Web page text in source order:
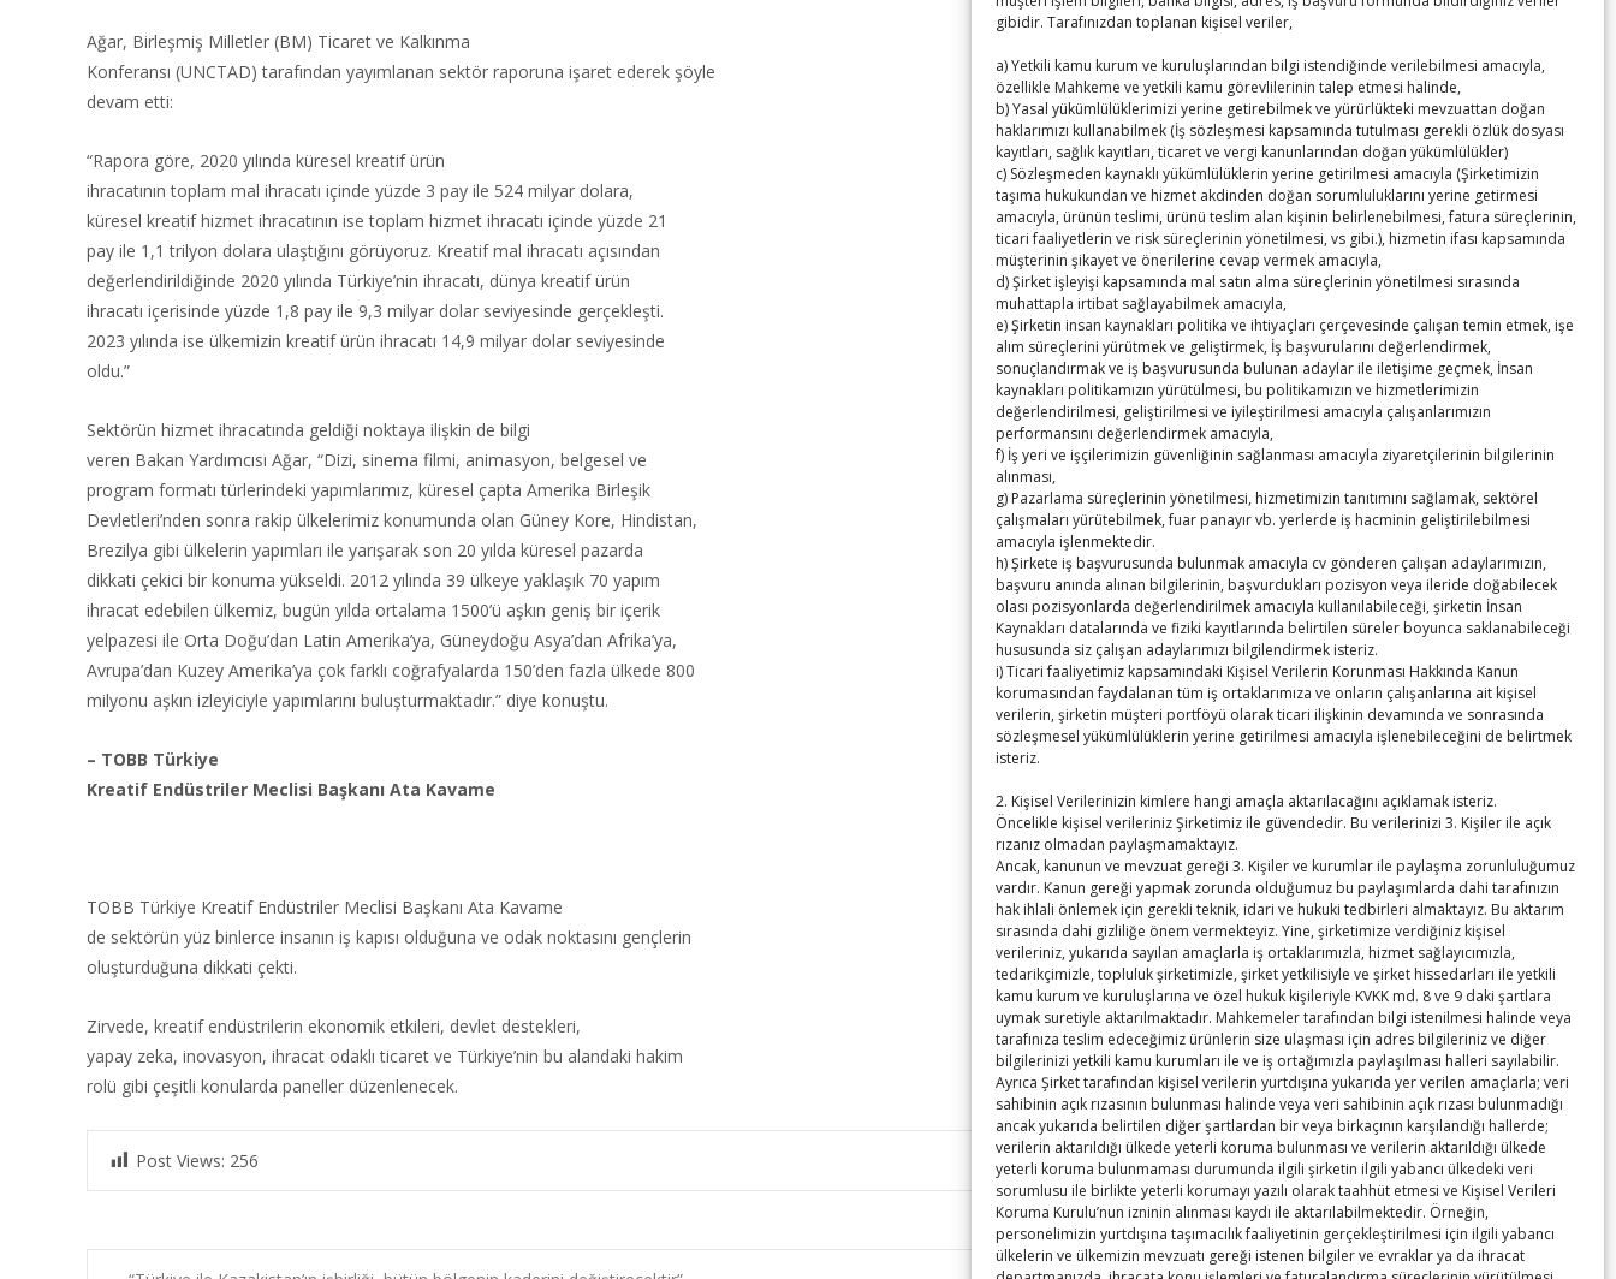
gibidir. Tarafınızdan toplanan kişisel veriler,
a) Yetkili kamu kurum ve kuruluşlarından bilgi istendiğinde verilebilmesi amacıyla,
özellikle Mahkeme ve yetkili kamu görevlilerinin talep etmesi halinde,
b) Yasal yükümlülüklerimizi yerine getirebilmek ve yürürlükteki mevzuattan doğan
haklarımızı kullanabilmek (İş sözleşmesi kapsamında tutulması gerekli özlük dosyası
kayıtları, sağlık kayıtları, ticaret ve vergi kanunlarından doğan yükümlülükler)
c) Sözleşmeden kaynaklı yükümlülüklerin yerine getirilmesi amacıyla (Şirketimizin
taşıma hukukundan ve hizmet akdinden doğan sorumluluklarını yerine getirmesi
amacıyla, ürünün teslimi, ürünü teslim alan kişinin belirlenebilmesi, fatura süreçlerinin,
ticari faaliyetlerin ve risk süreçlerinin yönetilmesi, vs gibi.), hizmetin ifası kapsamında
müşterinin şikayet ve önerilerine cevap vermek amacıyla,
d) Şirket işleyişi kapsamında mal satın alma süreçlerinin yönetilmesi sırasında
muhattapla irtibat sağlayabilmek amacıyla,
e) Şirketin insan kaynakları politika ve ihtiyaçları çerçevesinde çalışan temin etmek, işe
alım süreçlerini yürütmek ve geliştirmek, İş başvurularını değerlendirmek,
sonuçlandırmak ve iş başvurusunda bulunan adaylar ile iletişime geçmek, İnsan
kaynakları politikamızın yürütülmesi, bu politikamızın ve hizmetlerimizin
değerlendirilmesi, geliştirilmesi ve iyileştirilmesi amacıyla çalışanlarımızın
performansını değerlendirmek amacıyla,
f) İş yeri ve işçilerimizin güvenliğinin sağlanması amacıyla ziyaretçilerinin bilgilerinin
alınması,
g) Pazarlama süreçlerinin yönetilmesi, hizmetimizin tanıtımını sağlamak, sektörel
çalışmaları yürütebilmek, fuar panayır vb. yerlerde iş hacminin geliştirilebilmesi
amacıyla işlenmektedir.
h) Şirkete iş başvurusunda bulunmak amacıyla cv gönderen çalışan adaylarımızın,
başvuru anında alınan bilgilerinin, başvurdukları pozisyon veya ileride doğabilecek
olası pozisyonlarda değerlendirilmek amacıyla kullanılabileceği, şirketin İnsan
Kaynakları datalarında ve fiziki kayıtlarında belirtilen süreler boyunca saklanabileceği
hususunda siz çalışan adaylarımızı bilgilendirmek isteriz.
i) Ticari faaliyetimiz kapsamındaki Kişisel Verilerin Korunması Hakkında Kanun
korumasından faydalanan tüm iş ortaklarımıza ve onların çalışanlarına ait kişisel
verilerin, şirketin müşteri portföyü olarak ticari ilişkinin devamında ve sonrasında
sözleşmesel yükümlülüklerin yerine getirilmesi amacıyla işlenebileceğini de belirtmek
isteriz.
2. Kişisel Verilerinizin kimlere hangi amaçla aktarılacağını açıklamak isteriz.
Öncelikle kişisel verileriniz Şirketimiz ile güvendedir. Bu verilerinizi 3. Kişiler ile açık
rızanız olmadan paylaşmamaktayız.
Ancak, kanunun ve mevzuat gereği 3. Kişiler ve kurumlar ile paylaşma zorunluluğumuz
vardır. Kanun gereği yapmak zorunda olduğumuz bu paylaşımlarda dahi tarafınızın
hak ihlali önlemek için gerekli teknik, idari ve hukuki tedbirleri almaktayız. Bu aktarım
sırasında dahi gizliliğe önem vermekteyiz. Yine, şirketimize verdiğiniz kişisel
verileriniz, yukarıda sayılan amaçlarla iş ortaklarımızla, hizmet sağlayıcımızla,
tedarikçimizle, topluluk şirketimizle, şirket yetkilisiyle ve şirket hissedarları ile yetkili
kamu kurum ve kuruluşlarına ve özel hukuk kişileriyle KVKK md. 8 ve 9 daki şartlara
uymak suretiyle aktarılmaktadır. Mahkemeler tarafından bilgi istenilmesi halinde veya
tarafınıza teslim edeceğimiz ürünlerin size ulaşması için adres bilgileriniz ve diğer
bilgilerinizi yetkili kamu kurumları ile ve iş ortağımızla paylaşılması halleri sayılabilir.
Ayrıca Şirket tarafından kişisel verilerin yurtdışına yukarıda yer verilen amaçlarla; veri
sahibinin açık rızasının bulunması halinde veya veri sahibinin açık rızası bulunmadığı
ancak yukarıda belirtilen diğer şartlardan bir veya birkaçının karşılandığı hallerde;
verilerin aktarıldığı ülkede yeterli koruma bulunması ve verilerin aktarıldığı ülkede
yeterli koruma bulunmaması durumunda ilgili şirketin ilgili yabancı ülkedeki veri
sorumlusu ile birlikte yeterli korumayı yazılı olarak taahhüt etmesi ve Kişisel Verileri
Koruma Kurulu’nun izninin alınması kaydı ile aktarılabilmektedir. Örneğin,
personelimizin yurtdışına taşımacılık faaliyetinin gerçekleştirilmesi için ilgili yabancı
ülkelerin ve ülkemizin mevzuatı gereği istenen bilgiler ve evraklar ya da ihracat
Ağar, Birleşmiş Milletler (BM) Ticaret ve Kalkınma
Konferansı (UNCTAD) tarafından yayımlanan sektör raporuna işaret ederek şöyle
devam etti:
“Rapora göre, 2020 yılında küresel kreatif ürün
ihracatının toplam mal ihracatı içinde yüzde 3 pay ile 524 milyar dolara,
küresel kreatif hizmet ihracatının ise toplam hizmet ihracatı içinde yüzde 21
pay ile 1,1 trilyon dolara ulaştığını görüyoruz. Kreatif mal ihracatı açısından
değerlendirildiğinde 2020 yılında Türkiye’nin ihracatı, dünya kreatif ürün
ihracatı içerisinde yüzde 1,8 pay ile 9,3 milyar dolar seviyesinde gerçekleşti.
2023 yılında ise ülkemizin kreatif ürün ihracatı 14,9 milyar dolar seviyesinde
oldu.”
Sektörün hizmet ihracatında geldiği noktaya ilişkin de bilgi
veren Bakan Yardımcısı Ağar, “Dizi, sinema filmi, animasyon, belgesel ve
program formatı türlerindeki yapımlarımız, küresel çapta Amerika Birleşik
Devletleri’nden sonra rakip ülkelerimiz konumunda olan Güney Kore, Hindistan,
Brezilya gibi ülkelerin yapımları ile yarışarak son 20 yılda küresel pazarda
dikkati çekici bir konuma yükseldi. 2012 yılında 39 ülkeye yaklaşık 70 yapım
ihracat edebilen ülkemiz, bugün yılda ortalama 1500’ü aşkın geniş bir içerik
yelpazesi ile Orta Doğu’dan Latin Amerika’ya, Güneydoğu Asya’dan Afrika’ya,
Avrupa’dan Kuzey Amerika’ya çok farklı coğrafyalarda 150’den fazla ülkede 800
milyonu aşkın izleyiciyle yapımlarını buluşturmaktadır.” diye konuştu.
– TOBB Türkiye
Kreatif Endüstriler Meclisi Başkanı Ata Kavame
TOBB Türkiye Kreatif Endüstriler Meclisi Başkanı Ata Kavame
de sektörün yüz binlerce insanın iş kapısı olduğuna ve odak noktasını gençlerin
oluşturduğuna dikkati çekti.
Zirvede, kreatif endüstrilerin ekonomik etkileri, devlet destekleri,
yapay zeka, inovasyon, ihracat odaklı ticaret ve Türkiye’nin bu alandaki hakim
rolü gibi çeşitli konularda paneller düzenlenecek.
Post Views: 256